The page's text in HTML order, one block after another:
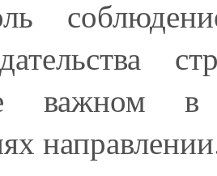
важном в